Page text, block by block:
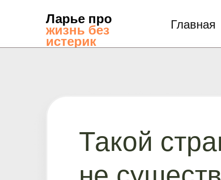
Ларье про
жизнь без
истерик
Главная
Такой